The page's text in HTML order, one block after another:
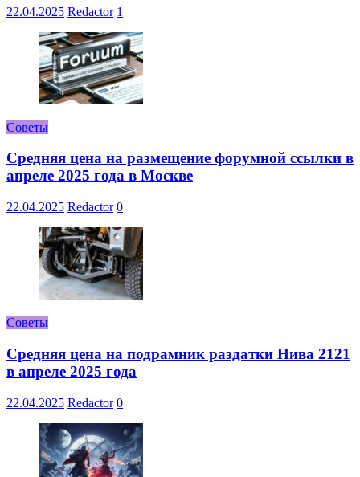
22.04.2025 Redactor 1
Советы
Средняя цена на размещение форумной ссылки в
апреле 2025 года в Москве
22.04.2025 Redactor 0
Советы
Средняя цена на подрамник раздатки Нива 2121
в апреле 2025 года
22.04.2025 Redactor 0